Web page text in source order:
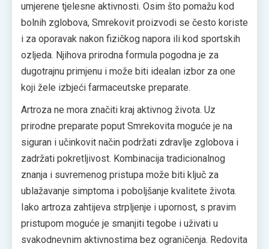
umjerene tjelesne aktivnosti. Osim što pomažu kod
bolnih zglobova, Smrekovit proizvodi se često koriste
i za oporavak nakon fizičkog napora ili kod sportskih
ozljeda. Njihova prirodna formula pogodna je za
dugotrajnu primjenu i može biti idealan izbor za one
koji žele izbjeći farmaceutske preparate.
Artroza ne mora značiti kraj aktivnog života. Uz
prirodne preparate poput Smrekovita moguće je na
siguran i učinkovit način podržati zdravlje zglobova i
zadržati pokretljivost. Kombinacija tradicionalnog
znanja i suvremenog pristupa može biti ključ za
ublažavanje simptoma i poboljšanje kvalitete života.
Iako artroza zahtijeva strpljenje i upornost, s pravim
pristupom moguće je smanjiti tegobe i uživati u
svakodnevnim aktivnostima bez ograničenja. Redovita